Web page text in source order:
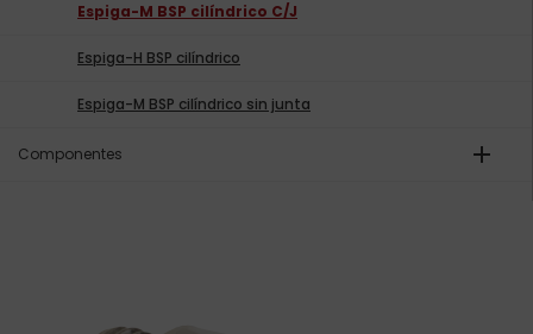
Espiga-M BSP cilíndrico C/J
Espiga-H BSP cilíndrico
Espiga-M BSP cilíndrico sin junta
Componentes add